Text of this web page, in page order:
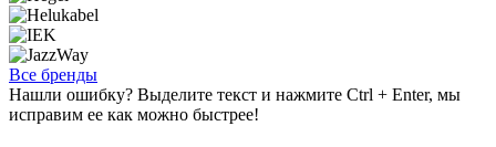
Все бренды
Нашли ошибку? Выделите текст и нажмите Ctrl + Enter, мы
исправим ее как можно быстрее!